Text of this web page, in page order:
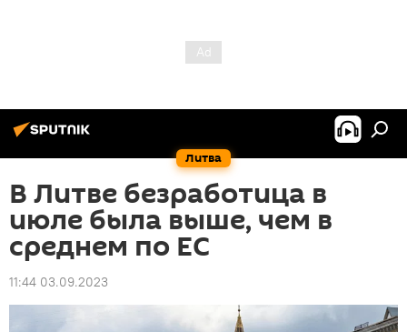
Литва
В Литве безработица в
июле была выше, чем в
среднем по ЕС
11:44 03.09.2023